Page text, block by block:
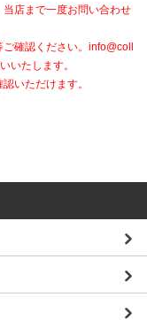
店まで一度お問い合わせ
確認ください。 info@coll
いたします。
いただけます。